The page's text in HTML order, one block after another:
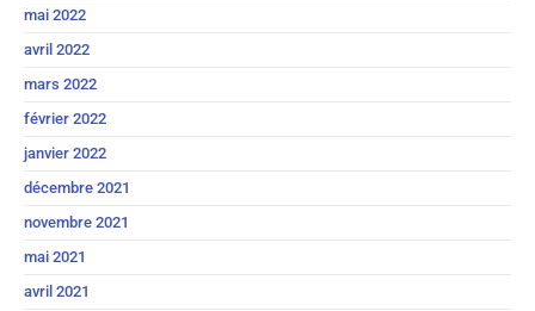
mai 2022
avril 2022
mars 2022
février 2022
janvier 2022
décembre 2021
novembre 2021
mai 2021
avril 2021